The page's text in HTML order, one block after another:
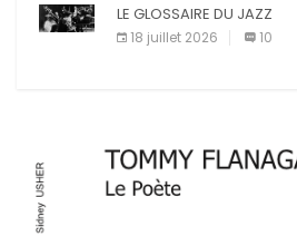
LE GLOSSAIRE DU JAZZ
18 juillet 2026 10